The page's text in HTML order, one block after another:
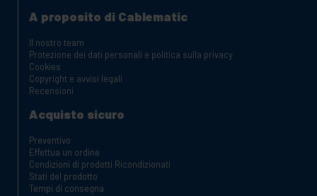
A proposito di Cablematic
Il nostro team
Protezione dei dati personali e politica sulla privacy
Cookies
Copyright e avvisi legali
Recensioni
Acquisto sicuro
Preventivo
Effettua un ordine
Condizioni di prodotti Ricondizionati
Stati del prodotto
Tempi di consegna